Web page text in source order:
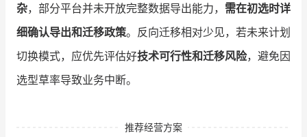
杂，部分平台并未开放完整数据导出能力， 需在初选时详
细确认导出和迁移政策。反向迁移相对少见，若未来计划
切换模式，应优先评估好技术可行性和迁移风险，避免因
选型草率导致业务中断。
推荐经营方案